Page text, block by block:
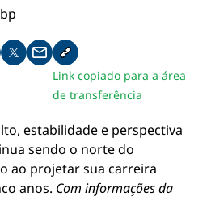
pelo whatsapp
no facebook
Compartilhar no twitter
Compartilhe pelo email
Copiar link da notícia
Link copiado para a área
de transferência
estabilidade e perspectiva
sendo o norte do
ao projetar sua carreira
anos. Com informações da